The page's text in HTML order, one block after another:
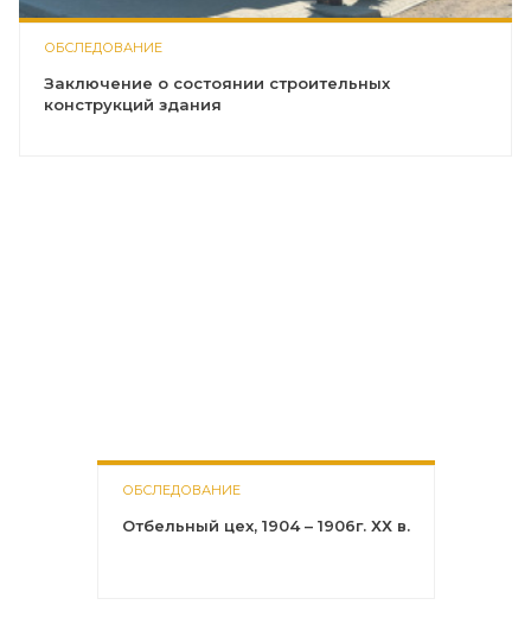
ОБСЛЕДОВАНИЕ
Заключение о состоянии строительных
конструкций здания
ОБСЛЕДОВАНИЕ
Отбельный цех, 1904 – 1906г. ХХ в.